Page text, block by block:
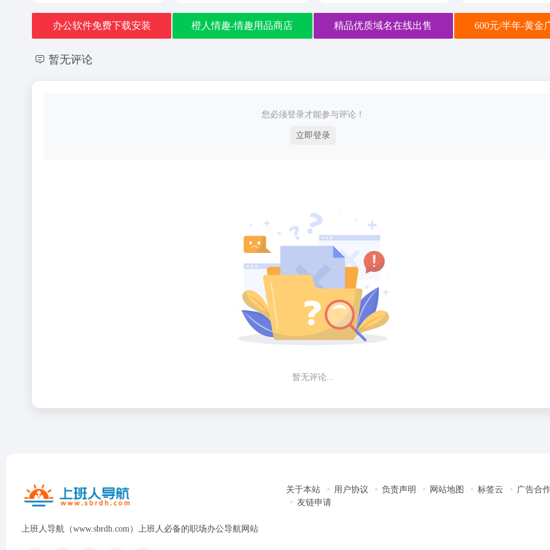
办公软件免费下载安装 橙人情趣-情趣用品商店 精品优质域名在线出售 600元/半年-黄金
暂无评论
您必须登录才能参与评论！
立即登录
暂无评论...
上班人导航（www.sbrdh.com）上班人必备的职场办公导航网站
关于本站 用户协议 负责声明 网站地图 标签云
广告合
友链申请